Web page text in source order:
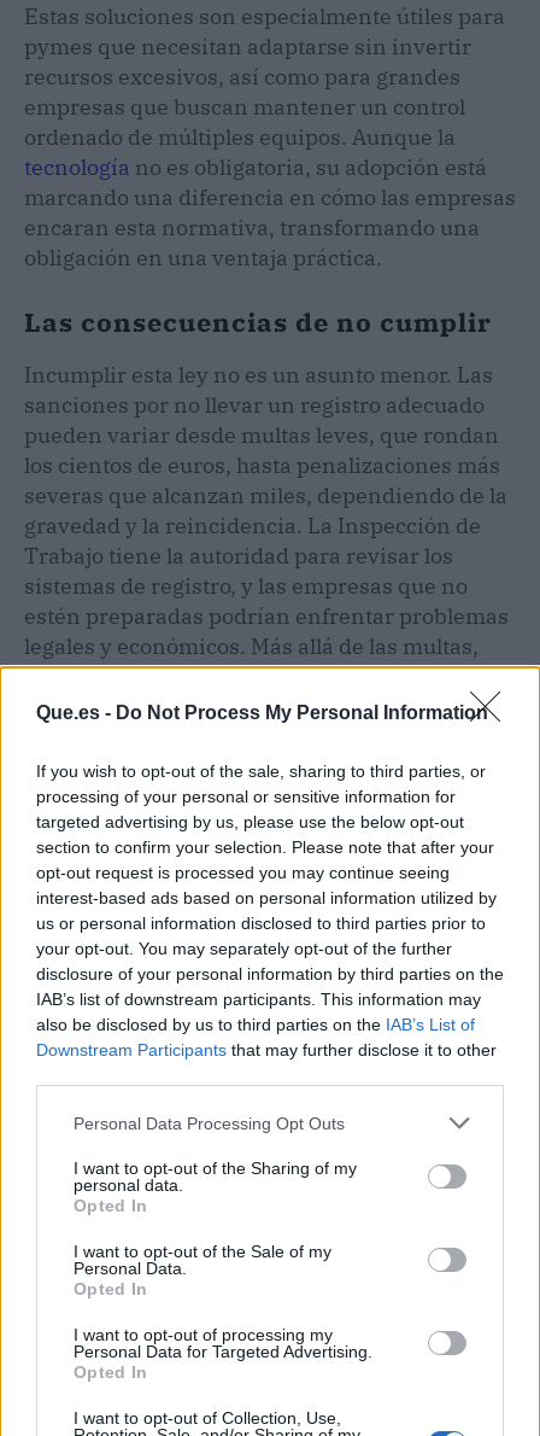
Que.es - Do Not Process My Personal Information
If you wish to opt-out of the sale, sharing to third parties, or
processing of your personal or sensitive information for
targeted advertising by us, please use the below opt-out
section to confirm your selection. Please note that after your
opt-out request is processed you may continue seeing
interest-based ads based on personal information utilized by
us or personal information disclosed to third parties prior to
your opt-out. You may separately opt-out of the further
disclosure of your personal information by third parties on the
IAB’s list of downstream participants. This information may
also be disclosed by us to third parties on the IAB’s List of
Downstream Participants that may further disclose it to other
Personal Data Processing Opt Outs
I want to opt-out of the Sharing of my
personal data.
Opted In
I want to opt-out of the Sale of my
Personal Data.
Opted In
I want to opt-out of processing my
Personal Data for Targeted Advertising.
Opted In
I want to opt-out of Collection, Use,
Estas soluciones son especialmente útiles para
pymes que necesitan adaptarse sin invertir
recursos excesivos, así como para grandes
empresas que buscan mantener un control
ordenado de múltiples equipos. Aunque la
tecnología no es obligatoria, su adopción está
marcando una diferencia en cómo las empresas
encaran esta normativa, transformando una
obligación en una ventaja práctica.
Las consecuencias de no cumplir
Incumplir esta ley no es un asunto menor. Las
sanciones por no llevar un registro adecuado
pueden variar desde multas leves, que rondan
los cientos de euros, hasta penalizaciones más
severas que alcanzan miles, dependiendo de la
gravedad y la reincidencia. La Inspección de
Trabajo tiene la autoridad para revisar los
sistemas de registro, y las empresas que no
estén preparadas podrían enfrentar problemas
legales y económicos. Más allá de las multas,
está el impacto en la relación con los
empleados, quienes esperan que su tiempo sea
Aun así, el panorama no es desalentador.
Muchas organizaciones han encontrado formas
de adaptarse con éxito, y las que aún no lo han
hecho tienen la posibilidad de ponerse al día
antes de que las consecuencias se agraven. La
preparación es fundamental, y actuar con
antelación puede ahorrar más de un dolor de
cabeza.
Publicidad